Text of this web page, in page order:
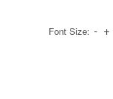
Font Size: - +